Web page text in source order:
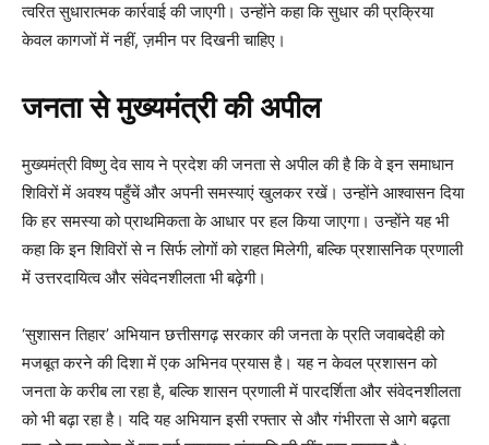
त्वरित सुधारात्मक कार्रवाई की जाएगी। उन्होंने कहा कि सुधार की प्रक्रिया
केवल कागजों में नहीं, ज़मीन पर दिखनी चाहिए।
जनता से मुख्यमंत्री की अपील
मुख्यमंत्री विष्णु देव साय ने प्रदेश की जनता से अपील की है कि वे इन समाधान
शिविरों में अवश्य पहुँचें और अपनी समस्याएं खुलकर रखें। उन्होंने आश्वासन दिया
कि हर समस्या को प्राथमिकता के आधार पर हल किया जाएगा। उन्होंने यह भी
कहा कि इन शिविरों से न सिर्फ लोगों को राहत मिलेगी, बल्कि प्रशासनिक प्रणाली
में उत्तरदायित्व और संवेदनशीलता भी बढ़ेगी।
‘सुशासन तिहार’ अभियान छत्तीसगढ़ सरकार की जनता के प्रति जवाबदेही को
मजबूत करने की दिशा में एक अभिनव प्रयास है। यह न केवल प्रशासन को
जनता के करीब ला रहा है, बल्कि शासन प्रणाली में पारदर्शिता और संवेदनशीलता
को भी बढ़ा रहा है। यदि यह अभियान इसी रफ्तार से और गंभीरता से आगे बढ़ता